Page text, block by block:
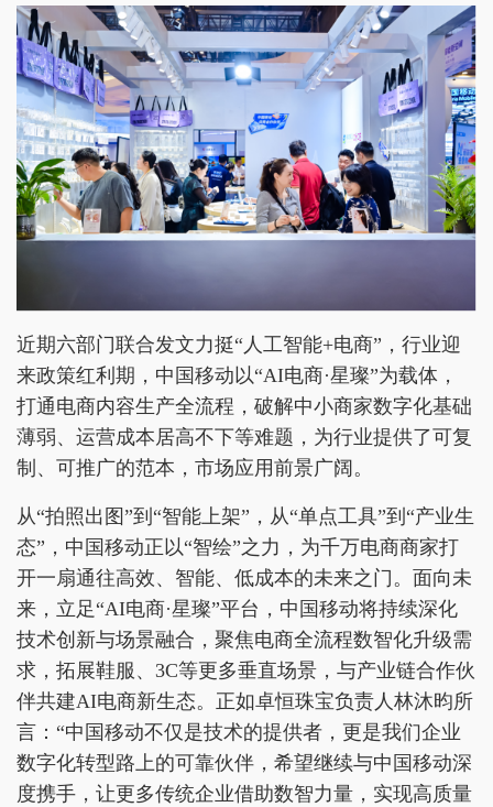
近期六部门联合发文力挺“人工智能+电商”，行业迎
来政策红利期，中国移动以“AI电商·星璨”为载体，
打通电商内容生产全流程，破解中小商家数字化基础
薄弱、运营成本居高不下等难题，为行业提供了可复
制、可推广的范本，市场应用前景广阔。
从“拍照出图”到“智能上架”，从“单点工具”到“产业生
态”，中国移动正以“智绘”之力，为千万电商商家打
开一扇通往高效、智能、低成本的未来之门。面向未
来，立足“AI电商·星璨”平台，中国移动将持续深化
技术创新与场景融合，聚焦电商全流程数智化升级需
求，拓展鞋服、3C等更多垂直场景，与产业链合作伙
伴共建AI电商新生态。正如卓恒珠宝负责人林沐昀所
言：“中国移动不仅是技术的提供者，更是我们企业
数字化转型路上的可靠伙伴，希望继续与中国移动深
度携手，让更多传统企业借助数智力量，实现高质量